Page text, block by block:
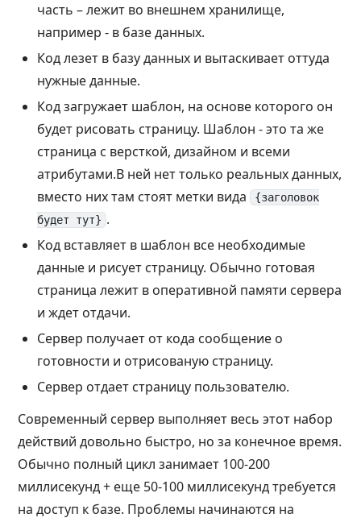
часть – лежит во внешнем хранилище,
например - в базе данных.
Код лезет в базу данных и вытаскивает оттуда
нужные данные.
Код загружает шаблон, на основе которого он
будет рисовать страницу. Шаблон - это та же
страница с версткой, дизайном и всеми
атрибутами.В ней нет только реальных данных,
вместо них там стоят метки вида {заголовок
будет тут} .
Код вставляет в шаблон все необходимые
данные и рисует страницу. Обычно готовая
страница лежит в оперативной памяти сервера
и ждет отдачи.
Сервер получает от кода сообщение о
готовности и отрисованую страницу.
Сервер отдает страницу пользователю.
Современный сервер выполняет весь этот набор
действий довольно быстро, но за конечное время.
Обычно полный цикл занимает 100-200
миллисекунд + еще 50-100 миллисекунд требуется
на доступ к базе. Проблемы начинаются на